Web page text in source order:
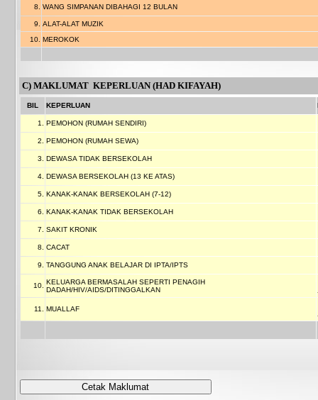
8. WANG SIMPANAN DIBAHAGI 12 BULAN
9.
ALAT-ALAT MUZIK
10. MEROKOK
C) MAKLUMAT KEPERLUAN (HAD KIFAYAH)
BIL KEPERLUAN
1. PEMOHON (RUMAH SENDIRI)
2. PEMOHON (RUMAH SEWA)
3. DEWASA TIDAK BERSEKOLAH
4. DEWASA BERSEKOLAH (13 KE ATAS)
5. KANAK-KANAK BERSEKOLAH (7-12)
6. KANAK-KANAK TIDAK BERSEKOLAH
7. SAKIT KRONIK
8. CACAT
9. TANGGUNG ANAK BELAJAR DI IPTA/IPTS
10. KELUARGA BERMASALAH SEPERTI PENAGIH
DADAH/HIV/AIDS/DITINGGALKAN
11.
MUALLAF